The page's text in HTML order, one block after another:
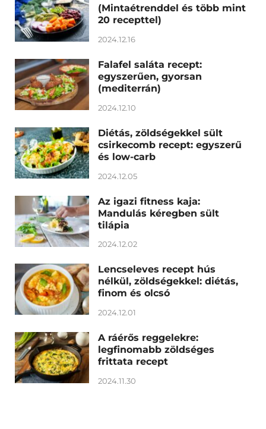
(Mintaétrenddel és több mint
20 recepttel)
2024.12.16
Falafel saláta recept:
egyszerűen, gyorsan
(mediterrán)
2024.12.10
Diétás, zöldségekkel sült
csirkecomb recept: egyszerű
és low-carb
2024.12.05
Az igazi fitness kaja:
Mandulás kéregben sült
tilápia
2024.12.02
Lencseleves recept hús
nélkül, zöldségekkel: diétás,
finom és olcsó
2024.12.01
A ráérős reggelekre:
legfinomabb zöldséges
frittata recept
2024.11.30